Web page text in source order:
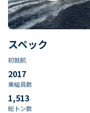
スペック
初就航
2017
乗組員数​
1,513
総トン数​